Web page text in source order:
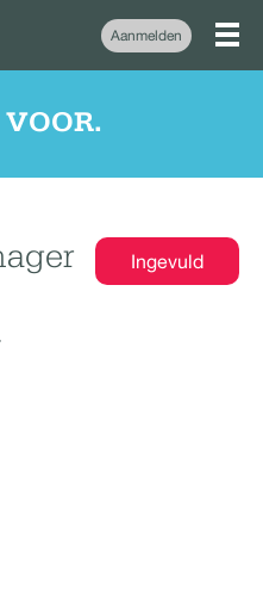
Aanmelden
Ingevuld